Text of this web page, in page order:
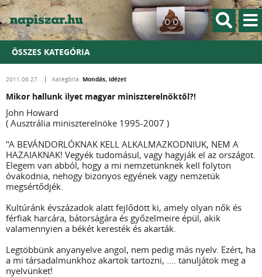
ÖSSZES KATEGÓRIA
2011.06.27. Kategória: Mondás, idézet
Mikor hallunk ilyet magyar miniszterelnöktől?!
John Howard
( Ausztrália miniszterelnöke 1995-2007 )
"A BEVÁNDORLÓKNAK KELL ALKALMAZKODNIUK, NEM A
HAZAIAKNAK! Vegyék tudomásul, vagy hagyják el az országot.
Elegem van abból, hogy a mi nemzetünknek kell folyton
óvakodnia, nehogy bizonyos egyének vagy nemzetük
megsértődjék.
Kultúránk évszázadok alatt fejlődött ki, amely olyan nők és
férfiak harcára, bátorságára és győzelmeire épül, akik
valamennyien a békét keresték és akarták.
Legtöbbünk anyanyelve angol, nem pedig más nyelv. Ezért, ha
a mi társadalmunkhoz akartok tartozni, .... tanuljátok meg a
nyelvünket!